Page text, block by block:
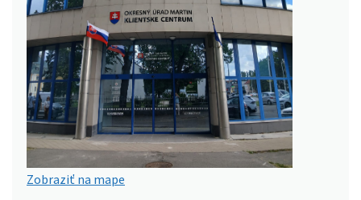
Zobraziť na mape